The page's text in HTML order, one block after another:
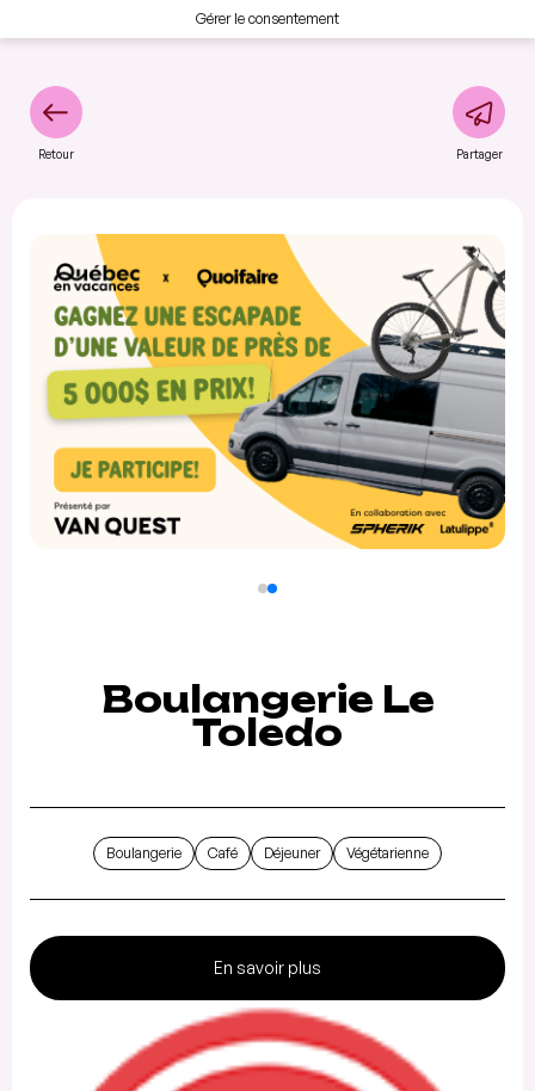
Gérer le consentement
Retour Partager
Boulangerie Le
Toledo
Boulangerie Café Déjeuner Végétarienne
En savoir plus